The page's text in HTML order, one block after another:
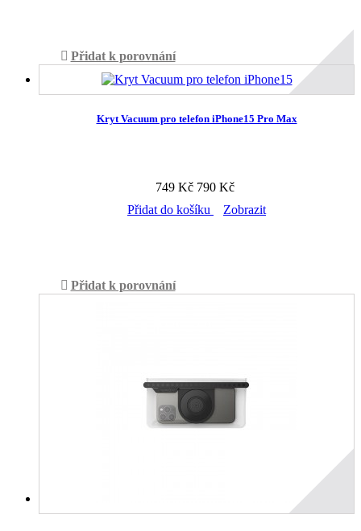
Přidat k porovnání
Kryt Vacuum pro telefon iPhone15 Pro Max
749 Kč 790 Kč
Přidat do košíku
Zobrazit
Přidat k porovnání